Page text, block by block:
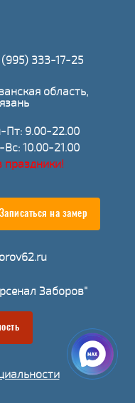
(995) 333-17-25
область,
Пт: 9.00-22.00
Вс: 10.00-21.00
праздники!
Записаться на замер
Заборов"